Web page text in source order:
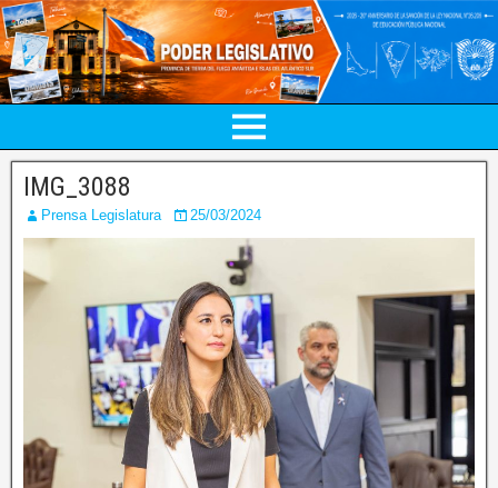
IMG_3088
Prensa Legislatura 25/03/2024